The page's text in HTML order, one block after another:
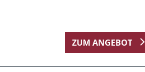
ZUM ANGEBOT